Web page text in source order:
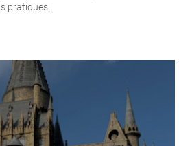
pratiques.